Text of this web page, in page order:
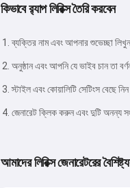
কিভাবে র‍্যাপ লিরিক্স তৈরি করবেন
ব্যক্তির নাম এবং আপনার শুভেচ্ছা লিখুন
অনুষ্ঠান এবং আপনি যে ভাইব চান তা
স্টাইল এবং কোয়ালিটি সেটিংস বেছে নিন
জেনারেট ক্লিক করুন এবং দুটি অনন্য
আমাদের লিরিক্স জেনারেটরের